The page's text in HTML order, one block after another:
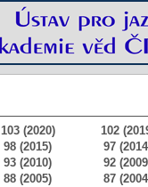
103 (2020) 102
98 (2015) 97
93 (2010) 92
88 (2005) 87